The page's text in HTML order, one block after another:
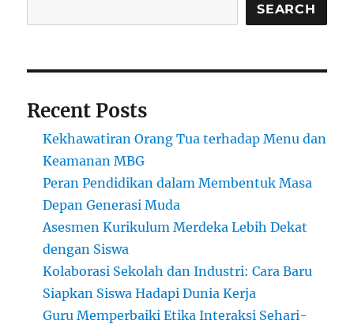
Bangsa
SEARCH
Recent Posts
Kekhawatiran Orang Tua terhadap Menu dan
Keamanan MBG
Peran Pendidikan dalam Membentuk Masa
Depan Generasi Muda
Asesmen Kurikulum Merdeka Lebih Dekat
dengan Siswa
Kolaborasi Sekolah dan Industri: Cara Baru
Siapkan Siswa Hadapi Dunia Kerja
Guru Memperbaiki Etika Interaksi Sehari-